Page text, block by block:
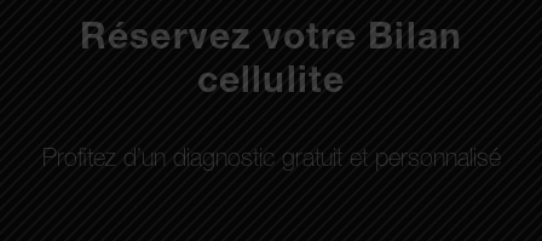
Réservez votre Bilan
cellulite
Profitez d’un diagnostic gratuit et personnalisé